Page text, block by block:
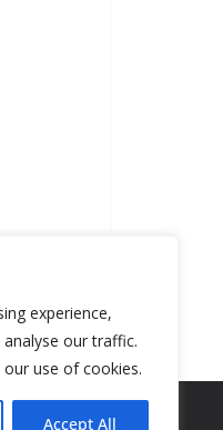
experience,
our traffic.
use of cookies.
Accept All